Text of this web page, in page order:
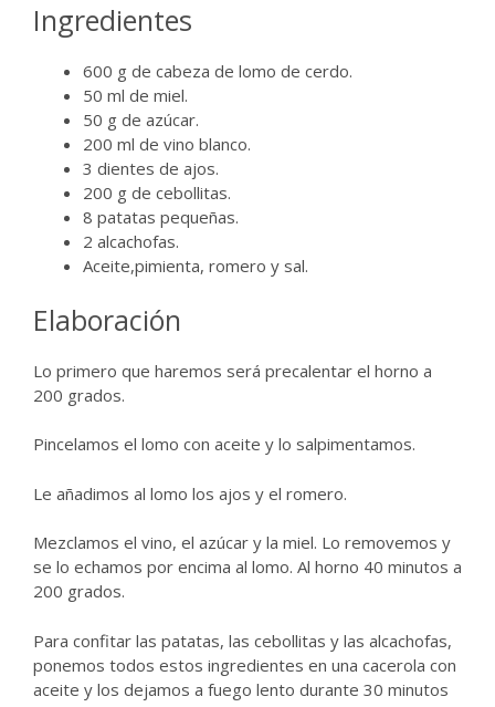
Ingredientes
600 g de cabeza de lomo de cerdo.
50 ml de miel.
50 g de azúcar.
200 ml de vino blanco.
3 dientes de ajos.
200 g de cebollitas.
8 patatas pequeñas.
2 alcachofas.
Aceite,pimienta, romero y sal.
Elaboración
Lo primero que haremos será precalentar el horno a
200 grados.
Pincelamos el lomo con aceite y lo salpimentamos.
Le añadimos al lomo los ajos y el romero.
Mezclamos el vino, el azúcar y la miel. Lo removemos y
se lo echamos por encima al lomo. Al horno 40 minutos a
200 grados.
Para confitar las patatas, las cebollitas y las alcachofas,
ponemos todos estos ingredientes en una cacerola con
aceite y los dejamos a fuego lento durante 30 minutos